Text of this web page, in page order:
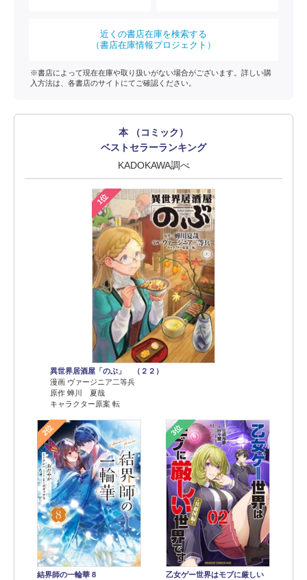
近くの書店在庫を検索する
（書店在庫情報プロジェクト）
※書店によって現在在庫や取り扱いがない場合がございます。詳しい購
入方法は、各書店のサイトにてご確認ください。
本 （コミック）
ベストセラーランキング
KADOKAWA調べ
1位
異世界居酒屋「のぶ」 （２２）
漫画 ヴァージニア二等兵
原作 蝉川 夏哉
キャラクター原案 転
2位
結界師の一輪華 8
3位
乙女ゲー世界はモブに厳しい